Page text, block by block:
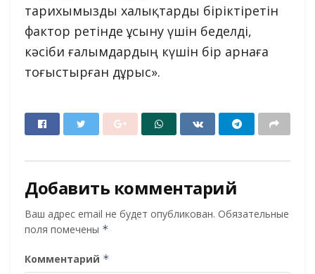
тарихымызды халықтарды біріктіретін
фактор ретінде ұсыну үшін беделді,
кәсіби ғалымдардың күшін бір арнаға
тоғыстырған дұрыс».
Добавить комментарий
Ваш адрес email не будет опубликован. Обязательные
поля помечены *
Комментарий *